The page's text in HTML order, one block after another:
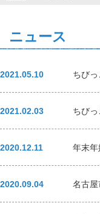
ニュース
2021.05.10 ちび
2021.02.03 ちび
2020.12.11 年末年
2020.09.04 名古屋